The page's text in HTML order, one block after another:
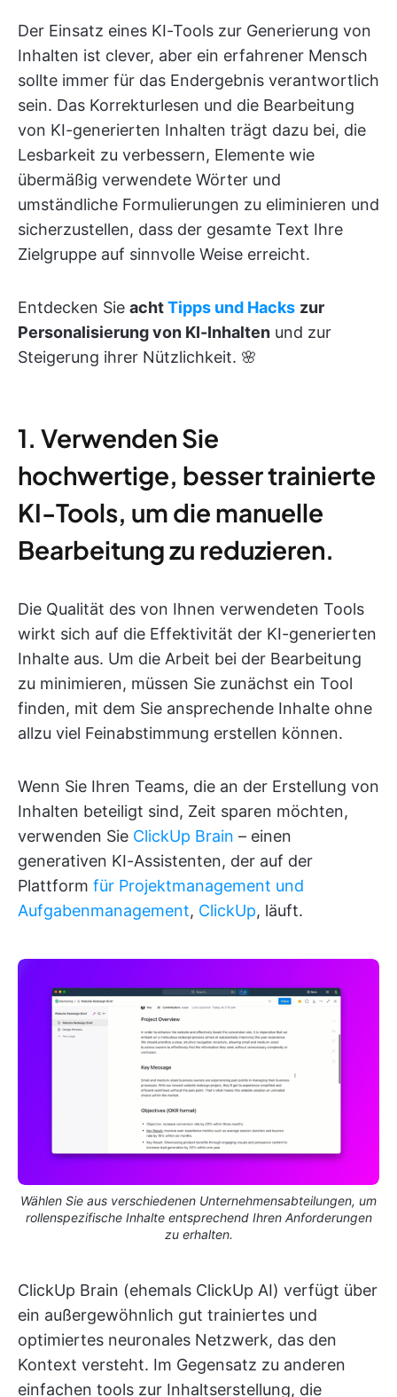
Der Einsatz eines KI-Tools zur Generierung von
Inhalten ist clever, aber ein erfahrener Mensch
sollte immer für das Endergebnis verantwortlich
sein. Das Korrekturlesen und die Bearbeitung
von KI-generierten Inhalten trägt dazu bei, die
Lesbarkeit zu verbessern, Elemente wie
übermäßig verwendete Wörter und
umständliche Formulierungen zu eliminieren und
sicherzustellen, dass der gesamte Text Ihre
Zielgruppe auf sinnvolle Weise erreicht.
Entdecken Sie achtTipps und Hacks zur
Personalisierung von KI-Inhalten und zur
Steigerung ihrer Nützlichkeit. 🌸
1. Verwenden Sie
hochwertige, besser trainierte
KI-Tools, um die manuelle
Bearbeitung zu reduzieren.
Die Qualität des von Ihnen verwendeten Tools
wirkt sich auf die Effektivität der KI-generierten
Inhalte aus. Um die Arbeit bei der Bearbeitung
zu minimieren, müssen Sie zunächst ein Tool
finden, mit dem Sie ansprechende Inhalte ohne
allzu viel Feinabstimmung erstellen können.
Wenn Sie Ihren Teams, die an der Erstellung von
Inhalten beteiligt sind, Zeit sparen möchten,
verwenden Sie ClickUp Brain – einen
generativen KI-Assistenten, der auf der
Plattform für Projektmanagement und
Aufgabenmanagement, ClickUp, läuft.
Wählen Sie aus verschiedenen Unternehmensabteilungen, um
rollenspezifische Inhalte entsprechend Ihren Anforderungen
zu erhalten.
ClickUp Brain (ehemals ClickUp AI) verfügt über
ein außergewöhnlich gut trainiertes und
optimiertes neuronales Netzwerk, das den
Kontext versteht. Im Gegensatz zu anderen
einfachen tools zur Inhaltserstellung, die